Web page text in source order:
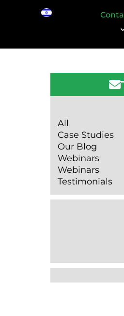
All
Case Studies
Our Blog
Webinars
Webinars
Testimonials